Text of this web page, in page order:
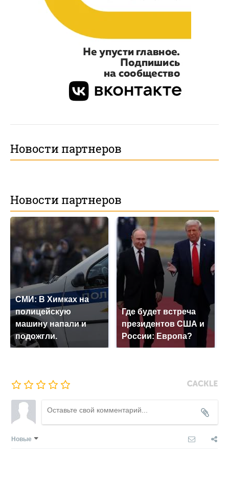
Новости партнеров
Новости партнеров
СМИ: В Химках на
полицейскую
машину напали и
подожгли.
Где будет встреча
президентов США и
России: Европа?
Новые